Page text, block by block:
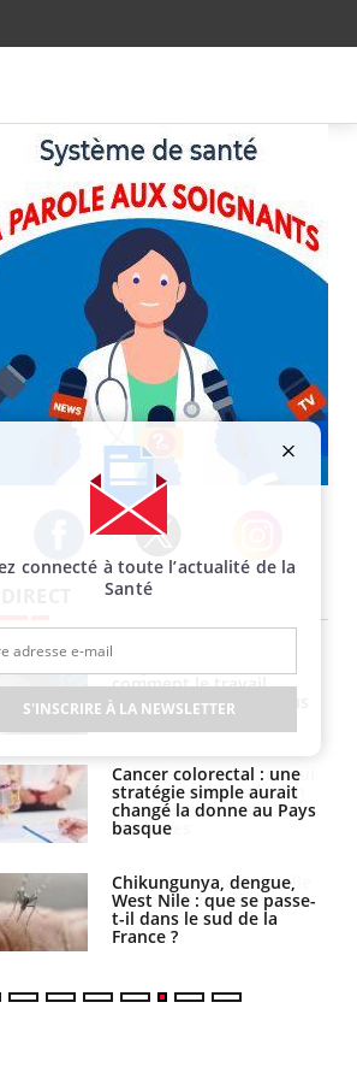
Facebook Twitter Instagram
protègent-ils aussi les os
?
Cytomégalovirus : ce qui
change dans la prise en
charge des femmes
enceintes
La sieste empêche-t-elle
de dormir la nuit ?
connecté à toute l’actualité de la
Santé
S'INSCRIRE À LA NEWSLETTER